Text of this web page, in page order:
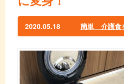
2020.05.18 簡単 介護食